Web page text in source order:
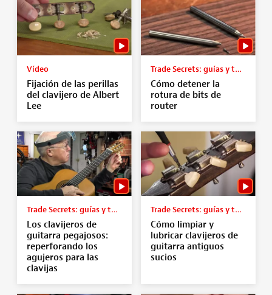
Vídeo
Fijación de las perillas
del clavijero de Albert
Lee
Trade Secrets: guías y tutoriales
Cómo detener la
rotura de bits de
router
Trade Secrets: guías y tutoriales
Los clavijeros de
guitarra pegajosos:
reperforando los
agujeros para las
clavijas
Trade Secrets: guías y tutoriales
Cómo limpiar y
lubricar clavijeros de
guitarra antiguos
sucios